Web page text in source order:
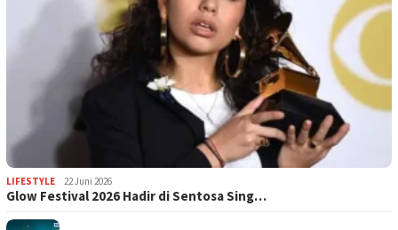
LIFESTYLE 22 Juni 2026
Glow Festival 2026 Hadir di Sentosa Sing…